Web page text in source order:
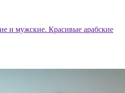
и мужские. Красивые арабские